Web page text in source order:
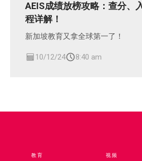
AEIS成绩放榜攻略：查分、
程详解！
新加坡教育又拿全球第一了！
10/12/24 8:40 am
教育 视频​